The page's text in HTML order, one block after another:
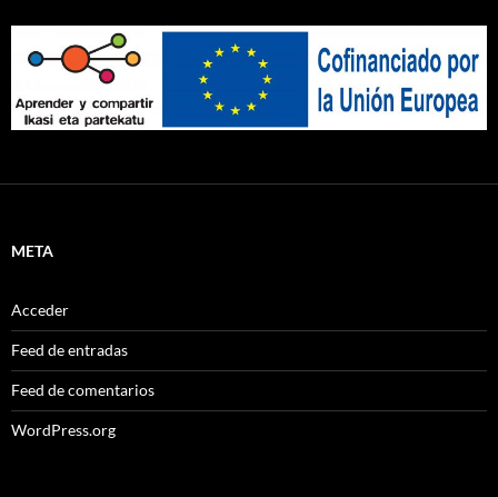
META
Acceder
Feed de entradas
Feed de comentarios
WordPress.org